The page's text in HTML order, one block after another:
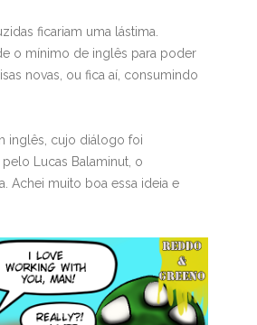
ficariam uma lástima.
o mínimo de inglês para poder
novas, ou fica aí, consumindo
inglês, cujo diálogo foi
Lucas Balaminut, o
Achei muito boa essa ideia e